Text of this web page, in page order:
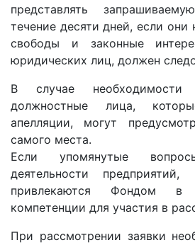
представлять
течение десяти дней, если
свободы и законные
юридических лиц, должен
В случае
должностные лица,
апелляции, могут
самого места.
Если упомянутые
деятельности предприятий,
привлекаются Фондом в
компетенции для участия в
При рассмотрении заявки